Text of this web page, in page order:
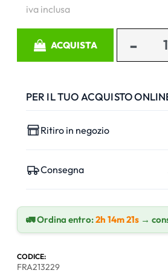
iva inclusa
ACQUISTA
PER IL TUO ACQUISTO
Ritiro in negozio
Consegna
🚛 Ordina entro:2h 14m 20s →
CODICE:
FRA213229